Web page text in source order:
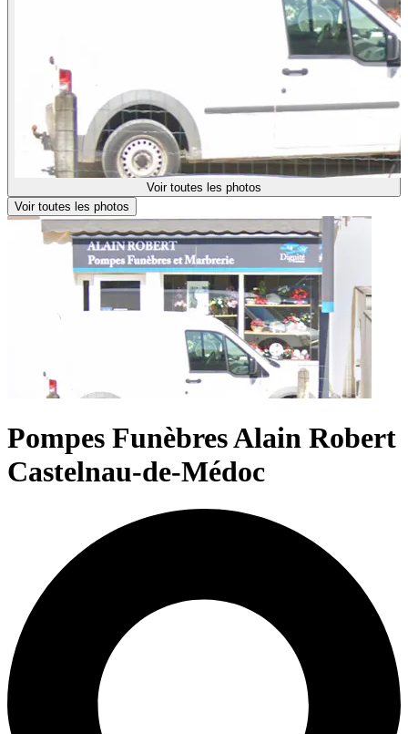
Voir toutes les photos
Voir toutes les photos
Pompes Funèbres Alain Robert
Castelnau-de-Médoc